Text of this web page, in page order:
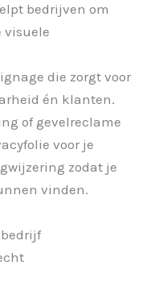
bedrijven om
visuele
die zorgt voor
én klanten.
of gevelreclame
voor je
zodat je
vinden.